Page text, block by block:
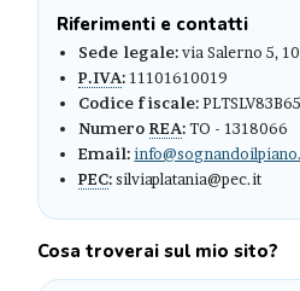
Riferimenti e contatti
Sede legale: via Salerno 5,
P.IVA: 11101610019
Codice fiscale:
NumeroREA: TO - 1318066
Email:
PEC: silviaplatania@pec.it
Cosa troverai sul mio sito?